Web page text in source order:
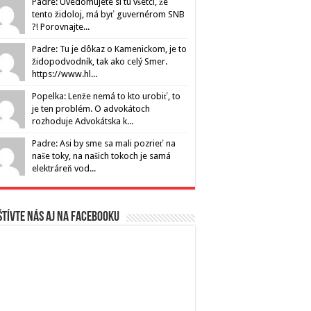
tento židoloj, má byť guvernérom SNB
?! Porovnajte...
Padre: Tu je dôkaz o Kamenickom, je to
židopodvodník, tak ako celý Smer.
https://www.hl...
Popelka: Lenže nemá to kto urobiť, to
je ten problém. O advokátoch
rozhoduje Advokátska k...
Padre: Asi by sme sa mali pozrieť na
naše toky, na našich tokoch je samá
elektráreň vod...
nás aj na Facebooku